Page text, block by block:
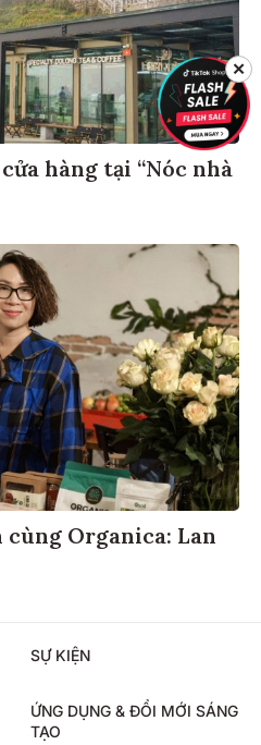
hàng tại “Nóc nhà
Organica: Lan
SỰ KIỆN
ỨNG DỤNG & ĐỔI MỚI SÁNG
TẠO
✕